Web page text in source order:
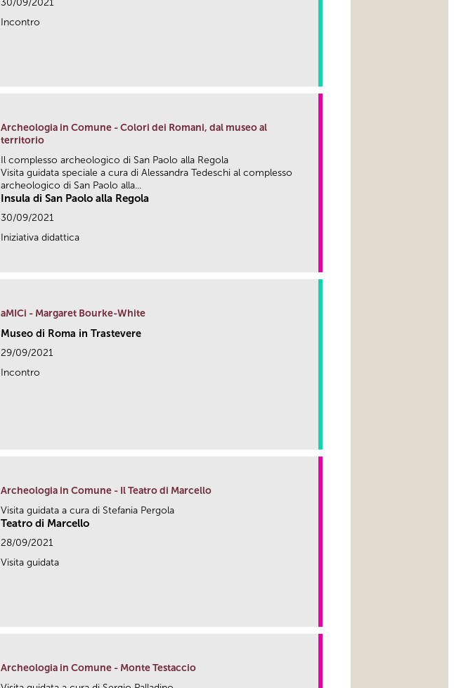
30/09/2021
Incontro
Archeologia in Comune - Colori dei Romani, dal museo al
territorio
Il complesso archeologico di San Paolo alla Regola
Visita guidata speciale a cura di Alessandra Tedeschi al complesso
archeologico di San Paolo alla...
Insula di San Paolo alla Regola
30/09/2021
Iniziativa didattica
aMICi - Margaret Bourke-White
Museo di Roma in Trastevere
29/09/2021
Incontro
Archeologia in Comune - Il Teatro di Marcello
Visita guidata a cura di Stefania Pergola
Teatro di Marcello
28/09/2021
Visita guidata
Archeologia in Comune - Monte Testaccio